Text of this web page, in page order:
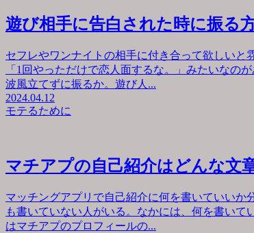
遊び相手に告白された時に振る
セフレやワンナイトの相手に付き合って欲しいと
「1回やっただけで恋人面するな。」みたいなの
波風立てずに振るか。遊び人...
2024.04.12
モテるために
マチアプの自己紹介はどんな文
マッチングアプリで自己紹介に何を書いていい
も書いていない人がいる。なかには、何を書い
はマチアプのプロフィールの...